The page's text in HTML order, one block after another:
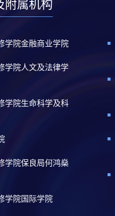
附属机构
学院金融商业学院
学院人文及法律学
学院生命科学及科
学院保良局何鸿燊
学院国际学院